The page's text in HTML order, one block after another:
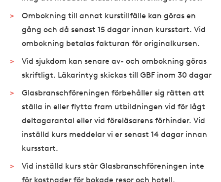
Ombokning till annat kurstillfälle kan göras en
gång och då senast 15 dagar innan kursstart. Vid
ombokning betalas fakturan för originalkursen.
Vid sjukdom kan senare av- och ombokning göras
skriftligt. Läkarintyg skickas till GBF inom 30 dagar
Glasbranschföreningen förbehåller sig rätten att
ställa in eller flytta fram utbildningen vid för lågt
deltagarantal eller vid föreläsarens förhinder. Vid
inställd kurs meddelar vi er senast 14 dagar innan
kursstart.
Vid inställd kurs står Glasbranschföreningen inte
för kostnader för bokade resor och hotell.